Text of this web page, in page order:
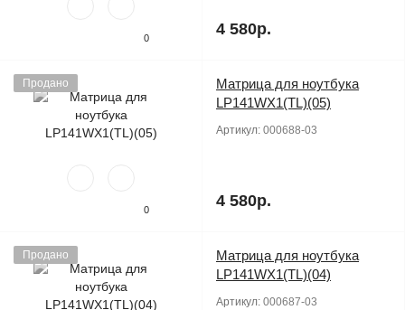
0 4 580р.
Продано
0
Матрица для ноутбука
LP141WX1(TL)(05)
Артикул: 000688-03
4 580р.
Продано
Матрица для ноутбука
LP141WX1(TL)(04)
Артикул: 000687-03